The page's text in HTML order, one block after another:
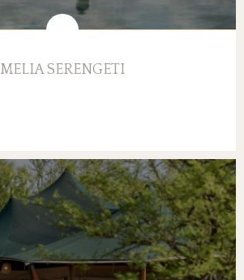
MELIA SERENGETI